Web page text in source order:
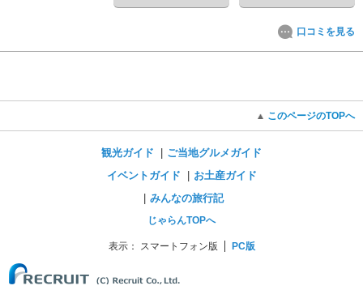
口コミを見る
このページのTOPへ
観光ガイド
ご当地グルメガイド
イベントガイド
お土産ガイド
みんなの旅行記
じゃらんTOPへ
表示： スマートフォン版 PC版